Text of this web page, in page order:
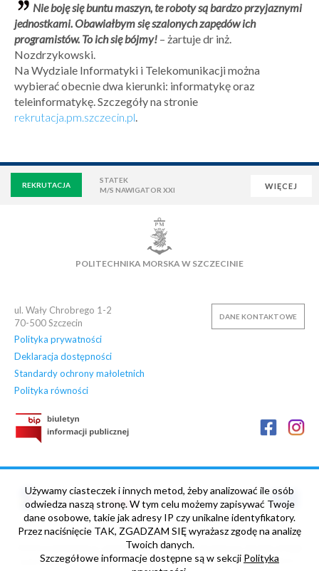
Nie boję się buntu maszyn, te roboty są bardzo przyjaznymi
jednostkami. Obawiałbym się szalonych zapędów ich
programistów. To ich się bójmy! – żartuje dr inż.
Nozdrzykowski.
Na Wydziale Informatyki i Telekomunikacji można
wybierać obecnie dwa kierunki: informatykę oraz
teleinformatykę. Szczegóły na stronie
rekrutacja.pm.szczecin.pl.
WIĘCEJ
REKRUTACJA
STATEK
M/S NAWIGATOR XXI
NAUKOWA BAZA DANYCH
OSIEDLE AKADEMICKIE PŁYWALNIA KLUB AZS
POLITECHNIKA MORSKA W SZCZECINIE
ul. Wały Chrobrego 1-2
70-500Szczecin
Polityka prywatności
Deklaracja dostępności
Standardy ochrony małoletnich
Polityka równości
DANE KONTAKTOWE
„NOWE HORYZONTY” Projekt współfinansowany ze środków
Unii Europejskiej w ramach Europejskiego Funduszu Społecznego
oraz budżetu Państwa, Umowa nr POWR.03.05.00-00-Z013/17-
Używamy ciasteczek i innych metod, żeby analizować ile osób
odwiedza naszą stronę. W tym celu możemy zapisywać Twoje
dane osobowe, takie jak adresy IP czy unikalne identyfikatory.
Przez naciśnięcie TAK, ZGADZAM SIĘ wyrażasz zgodę na analizę
Twoich danych.
Szczegółowe informacje dostępne są w sekcji Polityka